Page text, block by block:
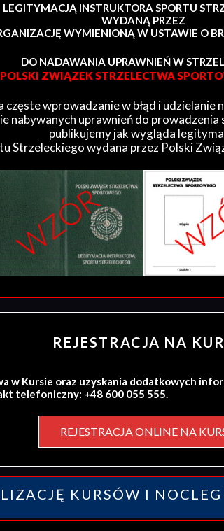
LEGITYMACJĄ INSTRUKTORA SPORTU
WYDANĄ PRZEZ
WYMIENIONĄ W USTAWIE O
DO NADAWANIA UPRAWNIEŃ W
POLSKI ZWIĄZEK STRZELECTWA
częste wprowadzanie w błąd i
nabywanych uprawnień do prowadzenia
publikujemy jak wygląda
Strzeleckiego wydana przez Polski
REJESTRACJA NA
w Kursie oraz uzyskania dodatkowych
telefoniczny: +48 600 055 555.
REJESTRACJA ONLINE NA
KURSÓW I